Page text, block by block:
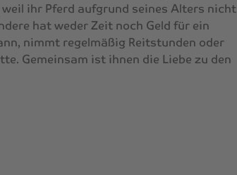
ihr Pferd aufgrund seines Alters nicht
hat weder Zeit noch Geld für ein
nimmt regelmäßig Reitstunden oder
Gemeinsam ist ihnen die Liebe zu den